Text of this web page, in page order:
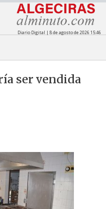
Diario Digital | 8 de agosto de 2026 15:46
ser vendida